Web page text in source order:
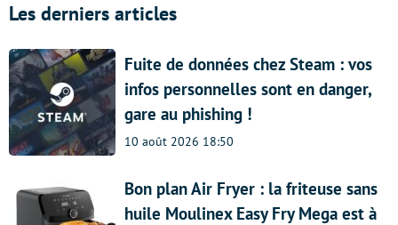
Les derniers articles
Fuite de données chez Steam : vos
infos personnelles sont en danger,
gare au phishing !
10 août 2026 18:50
Bon plan Air Fryer : la friteuse sans
huile Moulinex Easy Fry Mega est à